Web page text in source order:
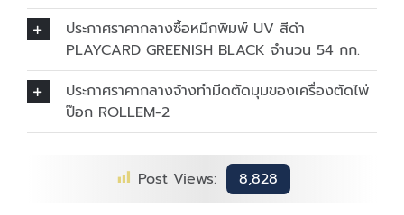
ประกาศราคากลางซื้อหมึกพิมพ์ UV สีดำ
PLAYCARD GREENISH BLACK จำนวน 54 กก.
ประกาศราคากลางจ้างทำมีดตัดมุมของเครื่องตัดไพ่
ป๊อก ROLLEM-2
Post Views: 8,828